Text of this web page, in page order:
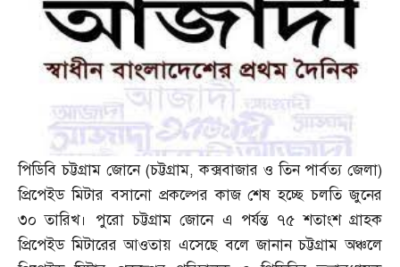
পিডিবি চট্টগ্রাম জোনে (চট্টগ্রাম,কক্সবাজার ও তিন পার্বত্য জেলা)
প্রিপেইড মিটার বসানো প্রকল্পের কাজ শেষ হচ্ছে চলতি জুনের
৩০ তারিখ। পুরো চট্টগ্রাম জোনে এ পর্যন্ত ৭৫ শতাংশ গ্রাহক
প্রিপেইড মিটারের আওতায় এসেছে বলে জানান চট্টগ্রাম অঞ্চলে